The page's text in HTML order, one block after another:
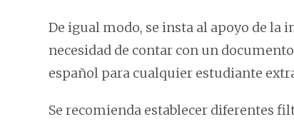
De igual modo, se insta al apoyo de la
necesidad de contar con un
español para cualquier estudiante
Se recomienda establecer diferentes